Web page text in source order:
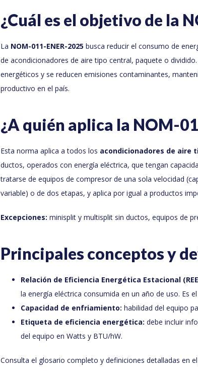
¿Cuál es el objetivo de la
La NOM-011-ENER-2025 busca reducir el consumo de
de acondicionadores de aire tipo central, paquete o
energéticos y se reducen emisiones contaminantes,
productivo en el país.
¿A quién aplica la NOM-
Esta norma aplica a todos los acondicionadores de aire
ductos, operados con energía eléctrica, que tengan
tratarse de equipos de compresor de una sola velocidad
variable) o de dos etapas, y aplica por igual a productos
Excepciones: minisplit y multisplit sin ductos, equipos de
Principales conceptos y
Relación de Eficiencia Energética Estacional
la energía eléctrica consumida en un año de uso. Es
Capacidad de enfriamiento: habilidad del equipo
Etiqueta de eficiencia energética: debe incluir
del equipo en Watts y BTU/hW.
Consulta el glosario completo y definiciones detalladas en el